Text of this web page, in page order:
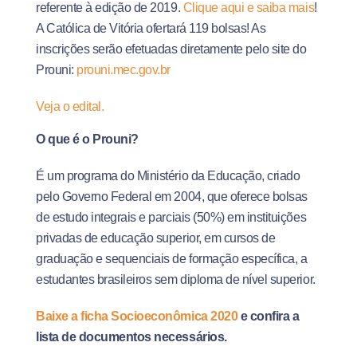
referente à edição de 2019. Clique aqui e saiba mais!
A Católica de Vitória ofertará 119 bolsas! As
inscrições serão efetuadas diretamente pelo site do
Prouni: prouni.mec.gov.br
Veja o edital.
O que é o Prouni?
É um programa do Ministério da Educação, criado
pelo Governo Federal em 2004, que oferece bolsas
de estudo integrais e parciais (50%) em instituições
privadas de educação superior, em cursos de
graduação e sequenciais de formação específica, a
estudantes brasileiros sem diploma de nível superior.
Baixe a ficha Socioeconômica 2020e confira a
lista de documentos necessários.